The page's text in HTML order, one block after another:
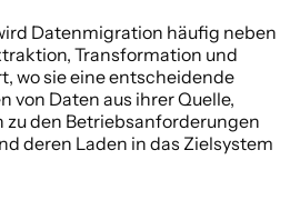
Datenmigration häufig neben
Transformation und
wo sie eine entscheidende
von Daten aus ihrer Quelle,
zu den Betriebsanforderungen
deren Laden in das Zielsystem